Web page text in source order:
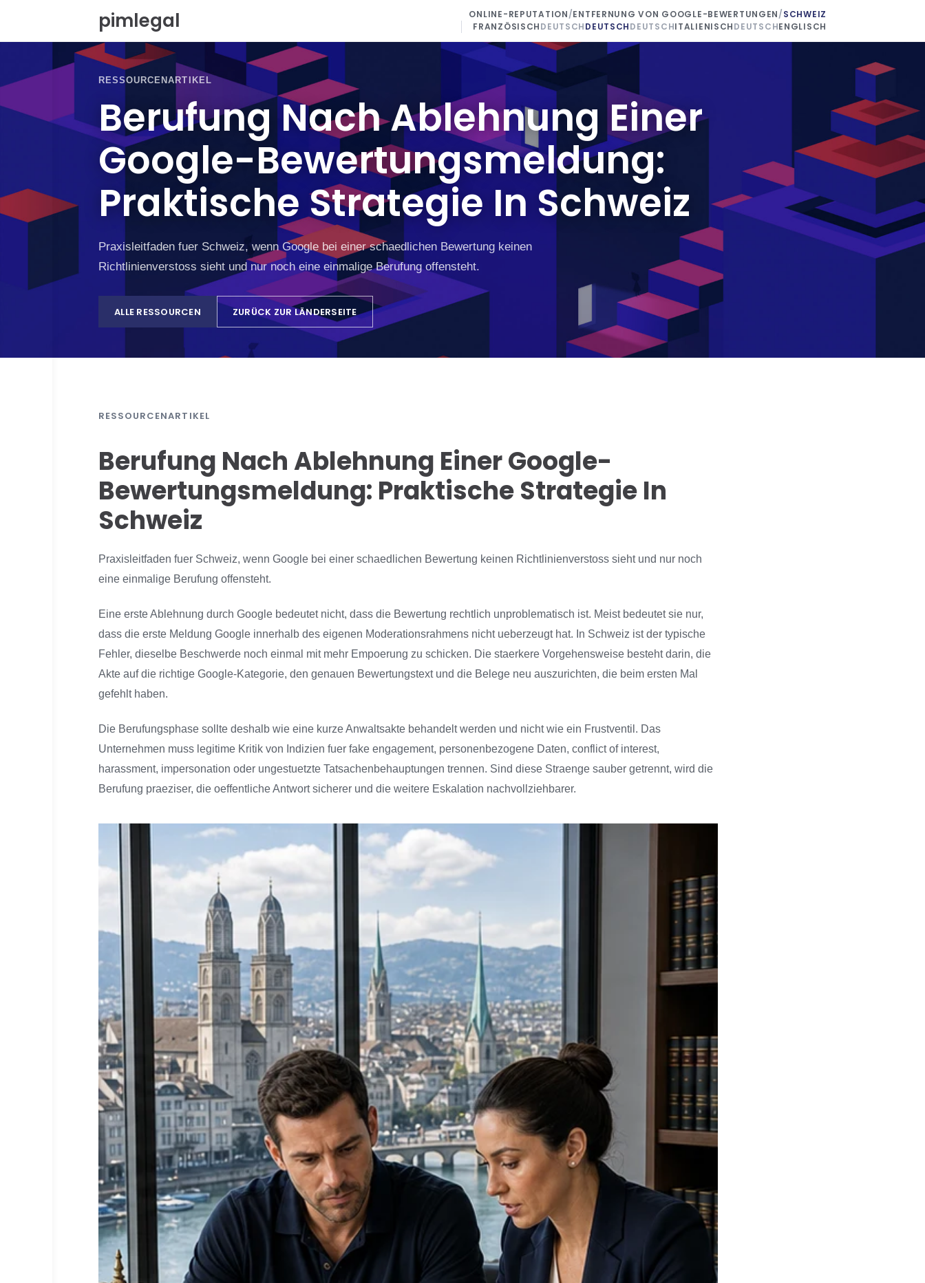
l
n
pimlegal ONLINE-REPUTATION/ENTFERNUNG VON GOOGLE-BEWERTUNGEN/SCHWEIZ
FRANZÖSISCHDEUTSCHDEUTSCHDEUTSCHITALIENISCHDEUTSCHENGLISCH
RESSOURCENARTIKEL
Berufung Nach Ablehnung Einer
Google-Bewertungsmeldung:
Praktische Strategie In Schweiz
Praxisleitfaden fuer Schweiz, wenn Google bei einer schaedlichen Bewertung keinen
Richtlinienverstoss sieht und nur noch eine einmalige Berufung offensteht.
ALLE RESSOURCEN ZURÜCK ZUR LÄNDERSEITE
RESSOURCENARTIKEL
Berufung Nach Ablehnung Einer Google-
Bewertungsmeldung: Praktische Strategie In
Schweiz
Praxisleitfaden fuer Schweiz, wenn Google bei einer schaedlichen Bewertung keinen Richtlinienverstoss sieht und nur noch
eine einmalige Berufung offensteht.
Eine erste Ablehnung durch Google bedeutet nicht, dass die Bewertung rechtlich unproblematisch ist. Meist bedeutet sie nur,
dass die erste Meldung Google innerhalb des eigenen Moderationsrahmens nicht ueberzeugt hat. In Schweiz ist der typische
Fehler, dieselbe Beschwerde noch einmal mit mehr Empoerung zu schicken. Die staerkere Vorgehensweise besteht darin, die
Akte auf die richtige Google-Kategorie, den genauen Bewertungstext und die Belege neu auszurichten, die beim ersten Mal
gefehlt haben.
Die Berufungsphase sollte deshalb wie eine kurze Anwaltsakte behandelt werden und nicht wie ein Frustventil. Das
Unternehmen muss legitime Kritik von Indizien fuer fake engagement, personenbezogene Daten, conflict of interest,
harassment, impersonation oder ungestuetzte Tatsachenbehauptungen trennen. Sind diese Straenge sauber getrennt, wird die
Berufung praeziser, die oeffentliche Antwort sicherer und die weitere Eskalation nachvollziehbarer.